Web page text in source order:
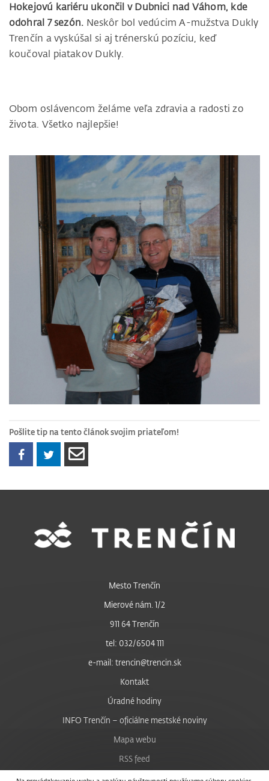
Hokejovú kariéru ukončil v Dubnici nad Váhom, kde
odohral 7 sezón. Neskôr bol vedúcim A-mužstva Dukly
Trenčín a vyskúšal si aj trénerskú pozíciu, keď
koučoval piatakov Dukly.
Obom oslávencom želáme veľa zdravia a radosti zo
života. Všetko najlepšie!
Pošlite tip na tento článok svojim priateľom!
Mesto Trenčín
Mierové nám. 1/2
911 64 Trenčín
tel: 032/6504 111
e-mail: trencin@trencin.sk
Kontakt
Úradné hodiny
INFO Trenčín – oficiálne mestské noviny
Mapa webu
RSS feed
Nastavenie cookies